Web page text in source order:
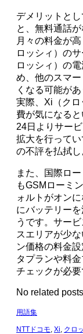
デメリットと
と、無料通話
月々の料金が
ロッシィ）の
ロッシィ）の
め、他のスマ
くなる可能があ
実際、Xi（ク
費が気になる
24日よりサー
拡大を行って
の不評を払拭し
また、国際ロ
もGSMローミ
ォルトがオン
にバッテリー
うです。サー
スエリアが少
ン価格の料金
タプランや料
チェックが必要
No related
用語集
NTTドコモ, Xi, クロ